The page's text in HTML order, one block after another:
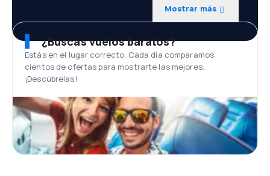
Mostrar más
¿Buscas vuelos baratos?
Estás en el lugar correcto. Cada día comparamos
cientos de ofertas para mostrarte las mejores.
¡Descúbrelas!